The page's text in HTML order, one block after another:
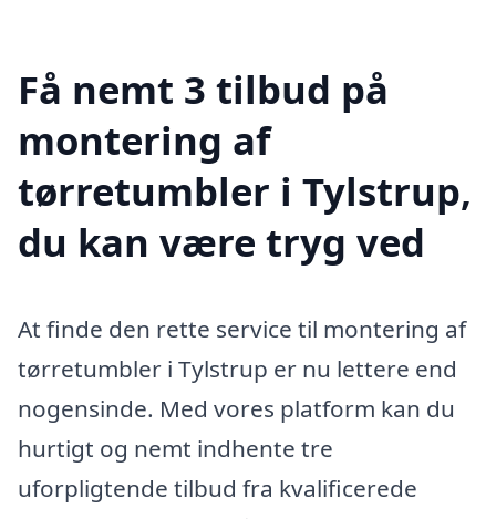
Få nemt 3 tilbud på
montering af
tørretumbler i Tylstrup,
du kan være tryg ved
At finde den rette service til montering af
tørretumbler i Tylstrup er nu lettere end
nogensinde. Med vores platform kan du
hurtigt og nemt indhente tre
uforpligtende tilbud fra kvalificerede